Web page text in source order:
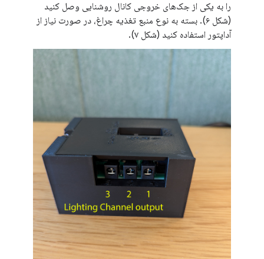
را به یکی از جک‌های خروجی کانال روشنایی وصل کنید
(شکل ۶). بسته به نوع منبع تغذیه چراغ، در صورت نیاز از
آداپتور استفاده کنید (شکل ۷).